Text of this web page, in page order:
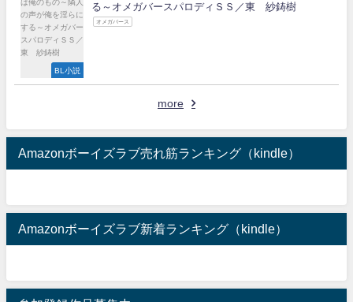
BL小説
る～オメガバースパロディＳＳ／東 紗鋳樹
オメガバース
more
Amazonボーイズラブ売れ筋ランキング（kindle）
Amazonボーイズラブ新着ランキング（kindle）